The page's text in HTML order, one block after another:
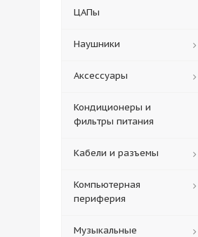
ЦАПы
Наушники
Аксессуары
Кондиционеры и
фильтры питания
Кабели и разъемы
Компьютерная
периферия
Музыкальные